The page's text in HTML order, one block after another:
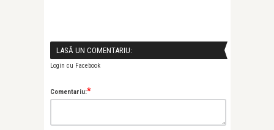
LASĂ UN COMENTARIU:
Login cu Facebook
Comentariu:*